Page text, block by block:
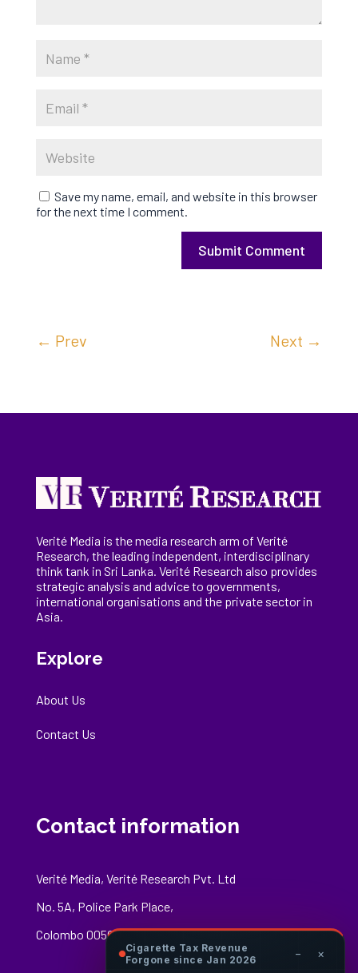
Save my name, email, and website in this browser
for the next time I comment.
Submit Comment
← Prev Next →
Verité Media is the media research arm of Verité
Research, theleading independent, interdisciplinary
think tank in Sri Lanka. Verité Research also provides
strategic analysis and advice to governments,
international organisations and the private sector in
Asia.
Explore
About Us
Contact Us
Contact information
Verité Media, Verité Research Pvt. Ltd
No. 5A, Police Park Place,
Colombo 00500
Cigarette Tax Revenue
Forgone since Jan 2026
− ×